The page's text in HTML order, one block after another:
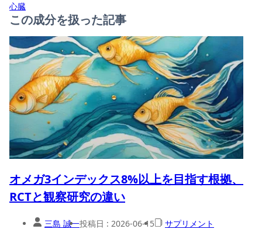
心臓
この成分を扱った記事
オメガ3インデックス8%以上を目指す根拠、
RCTと観察研究の違い
三島 誠一投稿日 : 2026-06-15 サプリメント